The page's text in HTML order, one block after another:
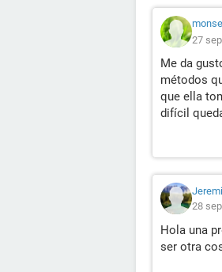
27
Me da
métodos
que ella
difícil
28
Hola una
ser otra